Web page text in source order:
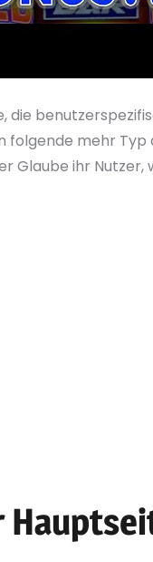
die
mehr Typ
Glaube ihr Nutzer,